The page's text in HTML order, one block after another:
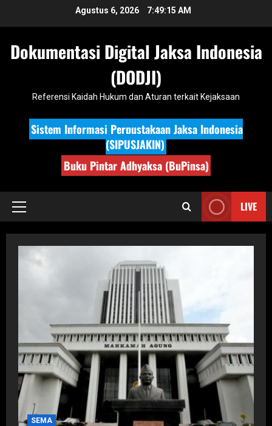
Agustus 6, 2026 7:49:17 AM
Dokumentasi Digital Jaksa Indonesia
(DODJI)
Referensi Kaidah Hukum dan Aturan terkait Kejaksaan
Sistem Informasi Perpustakaan Jaksa Indonesia
(SIPUSJAKIN)
Buku Pintar Adhyaksa (BuPinsa)
Primary
LIVE
SEMA